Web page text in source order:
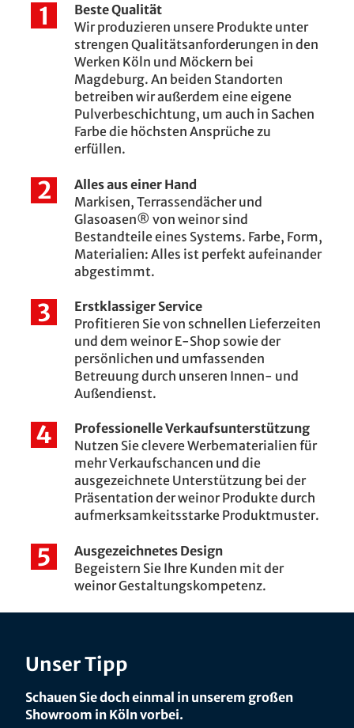
Beste Qualität
Wir produzieren unsere Produkte unter
strengen Qualitätsanforderungen in den
Werken Köln und Möckern bei
Magdeburg. An beiden Standorten
betreiben wir außerdem eine eigene
Pulverbeschichtung, um auch in Sachen
Farbe die höchsten Ansprüche zu
erfüllen.
Alles aus einer Hand
Markisen, Terrassendächer und
Glasoasen® von weinor sind
Bestandteile eines Systems. Farbe, Form,
Materialien: Alles ist perfekt aufeinander
abgestimmt.
Erstklassiger Service
Profitieren Sie von schnellen Lieferzeiten
und dem weinor E-Shop sowie der
persönlichen und umfassenden
Betreuung durch unseren Innen- und
Außendienst.
Professionelle Verkaufsunterstützung
Nutzen Sie clevere Werbematerialien für
mehr Verkaufschancen und die
ausgezeichnete Unterstützung bei der
Präsentation der weinor Produkte durch
aufmerksamkeitsstarke Produktmuster.
Ausgezeichnetes Design
Begeistern Sie Ihre Kunden mit der
weinor Gestaltungskompetenz.
Unser Tipp
Schauen Sie doch einmal in unserem großen
Showroom in Köln vorbei.